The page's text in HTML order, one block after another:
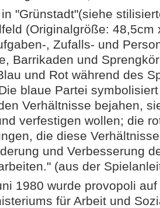
"Grünstadt"(siehe
(Originalgröße: 48,5cm
, Zufalls- und
Barrikaden und
und Rot während des
blaue Partei
Verhältnisse bejahen,
verfestigen wollen; die
die diese
und Verbesserung
(aus der
1980 wurde provopoli
für Arbeit und